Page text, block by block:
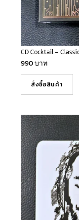
CD Cocktail –
990บาท
สั่งซื้อสินค้า